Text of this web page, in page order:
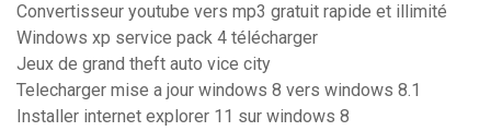
Convertisseur youtube vers mp3 gratuit rapide et illimité
Windows xp service pack 4 télécharger
Jeux de grand theft auto vice city
Telecharger mise a jour windows 8 vers windows 8.1
Installer internet explorer 11 sur windows 8